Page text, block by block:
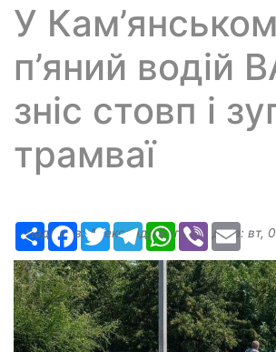
У
п’яний водій
зніс стовп і
трамваї
РесурсFacebook
TwitterTelegramWhatsApp
Viber
Надіслав:Александр Бугаев, дата: вт,